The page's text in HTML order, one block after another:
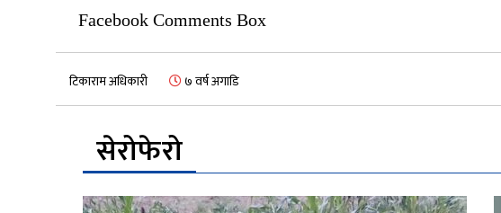
Facebook Comments Box
टिकाराम अधिकारी ७ वर्ष अगाडि
सेरोफेरो